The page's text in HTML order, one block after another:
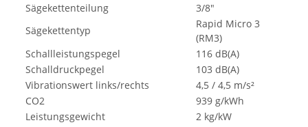
Sägekettenteilung
3/8"
Sägekettentyp
Rapid Micro 3
(RM3)
Schallleistungspegel
116 dB(A)
Schalldruckpegel
103 dB(A)
Vibrationswert links/rechts
4,5 / 4,5 m/s²
CO2
939 g/kWh
Leistungsgewicht
2 kg/kW